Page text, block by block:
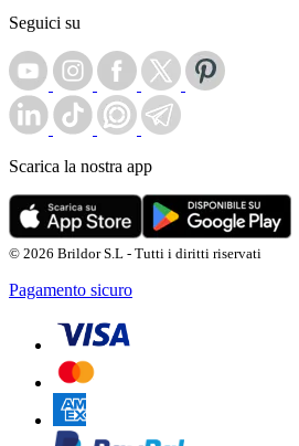
Seguici su
Scarica la nostra app
© 2026 Brildor S.L - Tutti i diritti riservati
Pagamento sicuro